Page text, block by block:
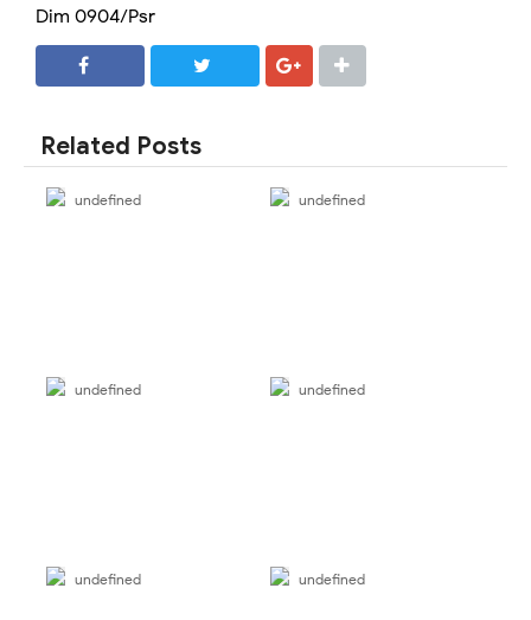
Dim 0904/Psr
Related Posts
undefined undefined
undefined undefined
undefined undefined